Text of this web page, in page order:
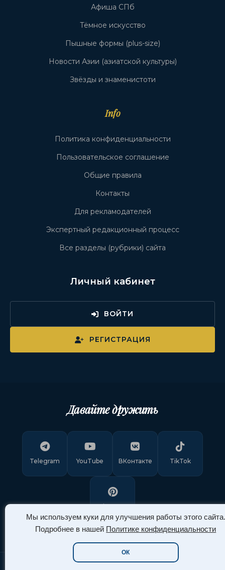
Мы используем куки для улучшения работы этого сайта.
Подробнее в нашей Политике конфиденциальности
ОК
Афиша СПб
Тёмное искусство
Пышные формы (plus-size)
Новости Азии (азиатской культуры)
Звёзды и знаменистоти
Info
Политика конфиденциальности
Пользовательское соглашение
Общие правила
Контакты
Для рекламодателей
Экспертный редакционный процесс
Все разделы (рубрики) сайта
Личный кабинет
ВОЙТИ
РЕГИСТРАЦИЯ
Давайте дружить
Telegram YouTube ВКонтакте TikTok
Pinterest